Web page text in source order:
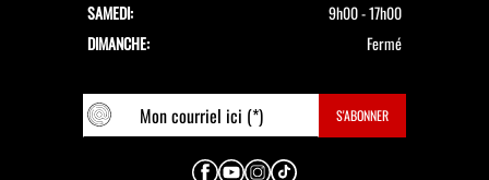
SAMEDI:
9h00 - 17h00
DIMANCHE:
Fermé